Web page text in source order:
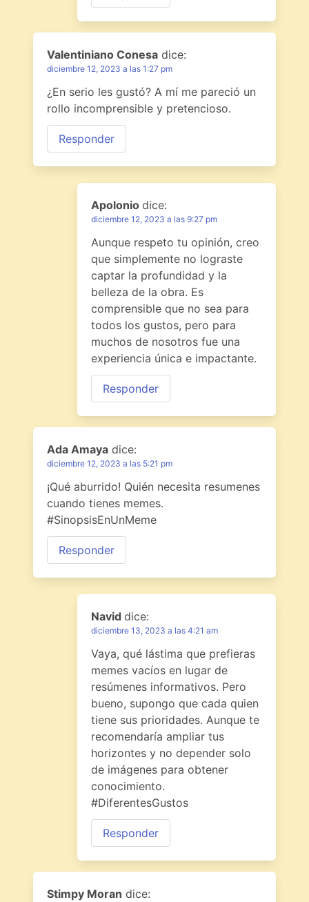
Valentiniano Conesa dice:
diciembre 12, 2023 a las 1:27 pm
¿En serio les gustó? A mí me pareció un
rollo incomprensible y pretencioso.
Responder
Apolonio dice:
diciembre 12, 2023 a las 9:27 pm
Aunque respeto tu opinión, creo
que simplemente no lograste
captar la profundidad y la
belleza de la obra. Es
comprensible que no sea para
todos los gustos, pero para
muchos de nosotros fue una
experiencia única e impactante.
Responder
Ada Amaya dice:
diciembre 12, 2023 a las 5:21 pm
¡Qué aburrido! Quién necesita resumenes
cuando tienes memes.
#SinopsisEnUnMeme
Responder
Navid dice:
diciembre 13, 2023 a las 4:21 am
Vaya, qué lástima que prefieras
memes vacíos en lugar de
resúmenes informativos. Pero
bueno, supongo que cada quien
tiene sus prioridades. Aunque te
recomendaría ampliar tus
horizontes y no depender solo
de imágenes para obtener
conocimiento.
#DiferentesGustos
Responder
Stimpy Moran dice: